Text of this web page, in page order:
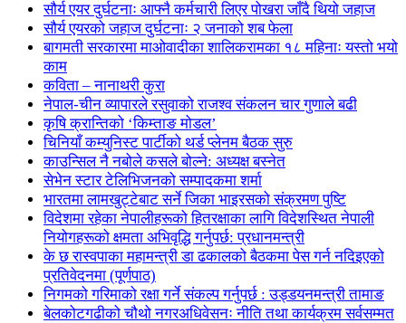
सौर्य एयर दुर्घटनाः आफ्नै कर्मचारी लिएर पोखरा जाँदै थियो जहाज
सौर्य एयरको जहाज दुर्घटनाः २ जनाको शब फेला
बागमती सरकारमा माओवादीका शालिकरामका १८ महिनाः यस्तो भयो
काम
कविता – नानाथरी कुरा
नेपाल-चीन व्यापारले रसुवाको राजश्व संकलन चार गुणाले बढी
कृषि क्रान्तिको ‘किम्ताङ मोडल’
चिनियाँ कम्युनिस्ट पार्टीको थर्ड प्लेनम बैठक सुरु
काउन्सिल नै नबोले कसले बोल्ने: अध्यक्ष बस्नेत
सेभेन स्टार टेलिभिजनको सम्पादकमा शर्मा
भारतमा लामखुट्टेबाट सर्ने जिका भाइरसको संक्रमण पुष्टि
विदेशमा रहेका नेपालीहरूको हितरक्षाका लागि विदेशस्थित नेपाली
नियोगहरूको क्षमता अभिवृद्धि गर्नुपर्छ: प्रधानमन्त्री
के छ रास्वपाका महामन्त्री डा ढकालको बैठकमा पेस गर्न नदिइएको
प्रतिवेदनमा (पूर्णपाठ)
निगमको गरिमाको रक्षा गर्ने संकल्प गर्नुपर्छ : उड्डयनमन्त्री तामाङ
बेलकोटगढीको चौथो नगरअधिवेसनः नीति तथा कार्यक्रम सर्वसम्मत